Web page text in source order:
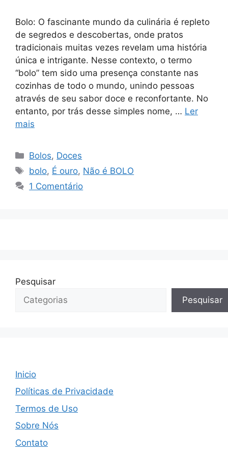
Bolo: O fascinante mundo da culinária é repleto
de segredos e descobertas, onde pratos
tradicionais muitas vezes revelam uma história
única e intrigante. Nesse contexto, o termo
“bolo” tem sido uma presença constante nas
cozinhas de todo o mundo, unindo pessoas
através de seu sabor doce e reconfortante. No
entanto, por trás desse simples nome, … Ler
mais
Categorias
Bolos, Doces
Tags
bolo, É ouro, Não é BOLO
1 Comentário
Pesquisar
Pesquisar
Inicio
Políticas de Privacidade
Termos de Uso
Sobre Nós
Contato